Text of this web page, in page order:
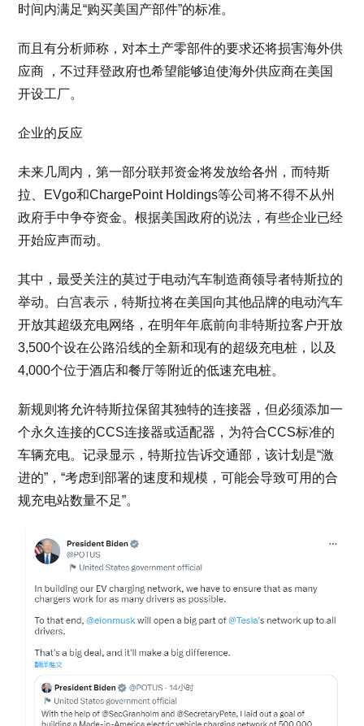
时间内满足“购买美国产部件”的标准。
而且有分析师称，对本土产零部件的要求还将损害海外供
应商 ，不过拜登政府也希望能够迫使海外供应商在美国
开设工厂。
企业的反应
未来几周内，第一部分联邦资金将发放给各州，而特斯
拉、EVgo和ChargePoint Holdings等公司将不得不从州
政府手中争夺资金。根据美国政府的说法，有些企业已经
开始应声而动。
其中，最受关注的莫过于电动汽车制造商领导者特斯拉的
举动。白宫表示，特斯拉将在美国向其他品牌的电动汽车
开放其超级充电网络，在明年年底前向非特斯拉客户开放
3,500个设在公路沿线的全新和现有的超级充电桩，以及
4,000个位于酒店和餐厅等附近的低速充电桩。
新规则将允许特斯拉保留其独特的连接器，但必须添加一
个永久连接的CCS连接器或适配器，为符合CCS标准的
车辆充电。记录显示，特斯拉告诉交通部，该计划是“激
进的”，“考虑到部署的速度和规模，可能会导致可用的合
规充电站数量不足”。